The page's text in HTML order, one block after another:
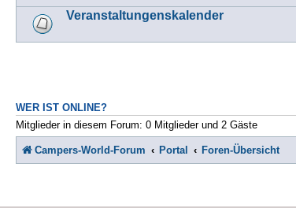
Veranstaltungenskalender
WER IST ONLINE?
Mitglieder in diesem Forum: 0 Mitglieder und 2 Gäste
Campers-World-Forum Portal Foren-Übersicht